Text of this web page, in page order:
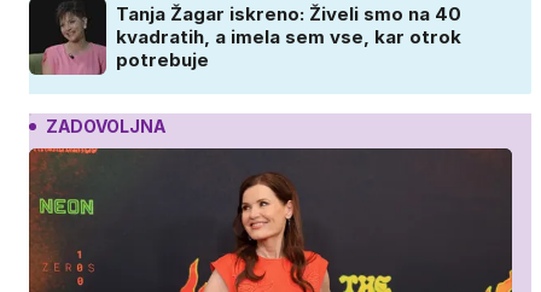
Tanja Žagar iskreno: Živeli smo na 40
kvadratih, a imela sem vse, kar otrok
potrebuje
ZADOVOLJNA